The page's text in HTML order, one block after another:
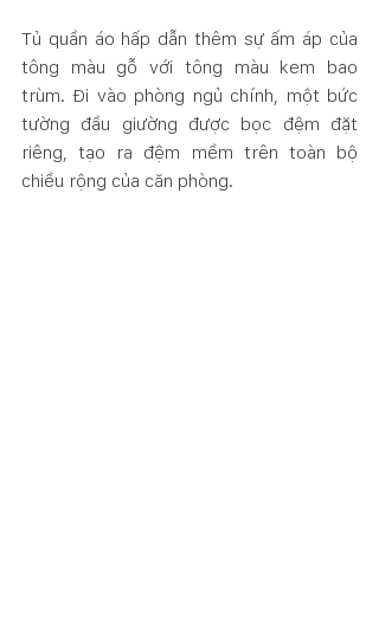
Tủ quần áo hấp dẫn thêm sự ấm áp của
tông màu gỗ với tông màu kem bao
trùm. Đi vào phòng ngủ chính, một bức
tường đầu giường được bọc đệm đặt
riêng, tạo ra đệm mềm trên toàn bộ
chiều rộng của căn phòng.